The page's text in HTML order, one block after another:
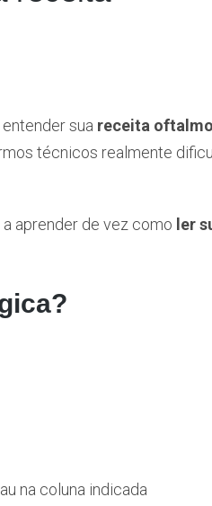
sua receita
técnicos realmente
aprender de vez como ler
na coluna indicada